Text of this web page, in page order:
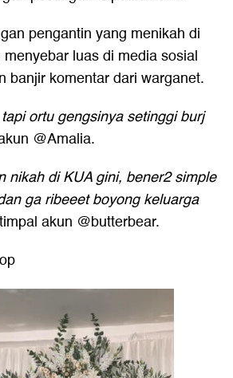
pengantin yang menikah di
luas di media sosial
banjir komentar dari warganet.
ortu gengsinya setinggi burj
@Amalia.
nikah di KUA gini, bener2 simple
ga ribeeet boyong keluarga
akun @butterbear.